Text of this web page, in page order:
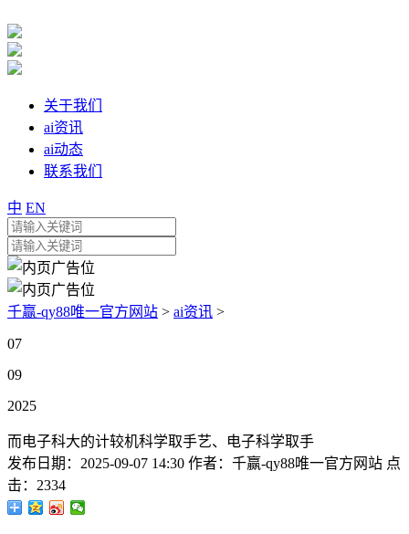
关于我们
ai资讯
ai动态
联系我们
中 EN
千赢-qy88唯一官方网站 > ai资讯 >
07
09
2025
而电子科大的计较机科学取手艺、电子科学取手
发布日期： 2025-09-07 14:30 作者： 千赢-qy88唯一官方网站 点
击： 2334